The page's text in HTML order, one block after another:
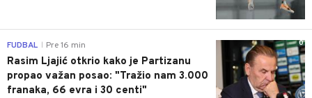
0
FUDBAL Pre 16 min
Rasim Ljajić otkrio kako je Partizanu
propao važan posao: "Tražio nam 3.000
franaka, 66 evra i 30 centi"